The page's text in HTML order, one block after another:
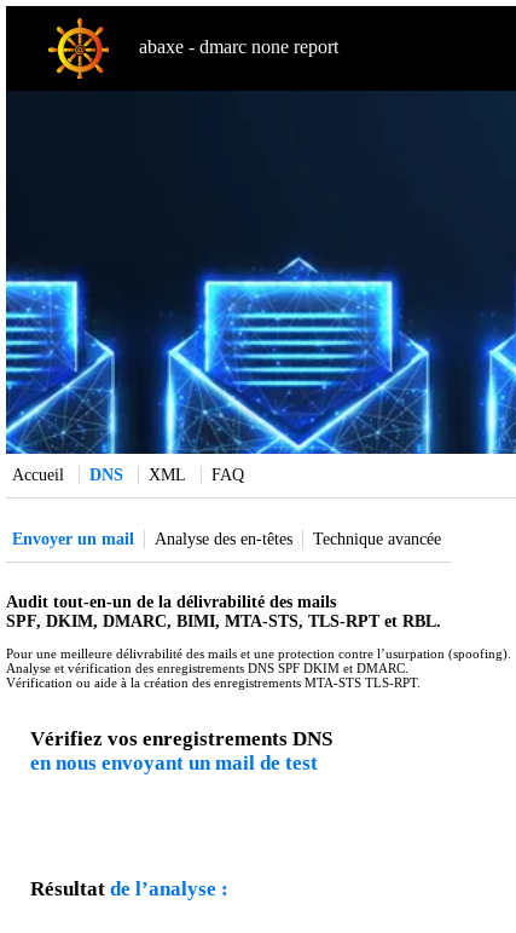
abaxe - dmarc none report
Accueil DNS XML FAQ
Envoyer un mail Analyse des en-têtes Technique avancée
Audit tout-en-un de la délivrabilité des mails
SPF, DKIM, DMARC, BIMI, MTA-STS, TLS-RPT et RBL.
Pour une meilleure délivrabilité des mails et une protection contre l’usurpation (spoofing).
Analyse et vérification des enregistrements DNS SPF DKIM et DMARC.
Vérification ou aide à la création des enregistrements MTA-STS TLS-RPT.
Vérifiez vos enregistrements DNS
en nous envoyant un mail de test
Résultat de l’analyse :